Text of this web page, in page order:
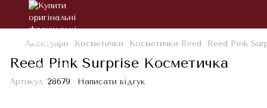
Аксесуари Косметички Косметички Reed Reed Pink
Reed Pink Surprise Косметичка
Артикул: 28679 Написати відгук